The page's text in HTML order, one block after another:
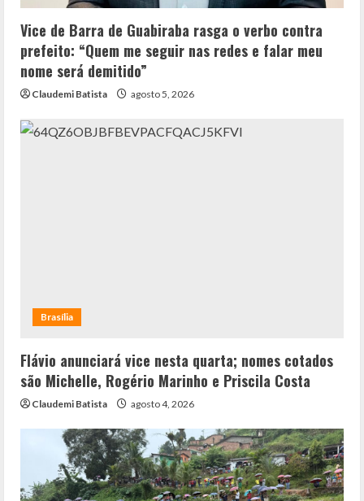
Vice de Barra de Guabiraba rasga o verbo contra
prefeito: “Quem me seguir nas redes e falar meu
nome será demitido”
Claudemi Batista agosto 5, 2026
Brasília
Flávio anunciará vice nesta quarta; nomes cotados
são Michelle, Rogério Marinho e Priscila Costa
Claudemi Batista agosto 4, 2026